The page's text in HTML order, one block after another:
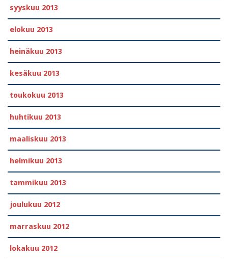
syyskuu 2013
elokuu 2013
heinäkuu 2013
kesäkuu 2013
toukokuu 2013
huhtikuu 2013
maaliskuu 2013
helmikuu 2013
tammikuu 2013
joulukuu 2012
marraskuu 2012
lokakuu 2012